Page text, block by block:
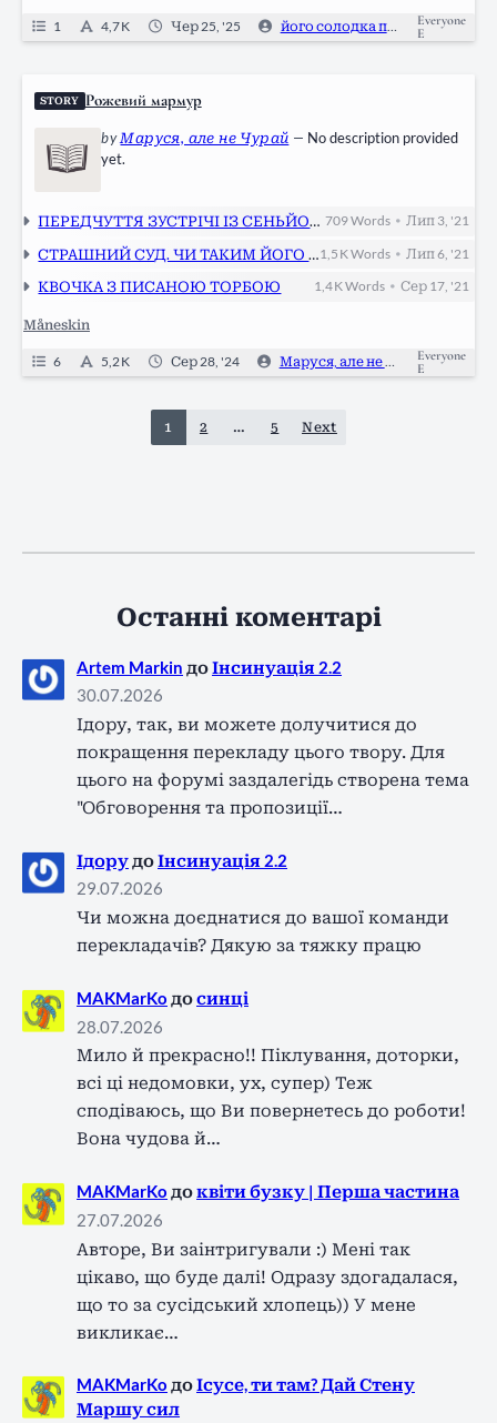
1 4,7 K Чер 25, '25 його солодка перемога
Everyone
E
STORY Рожевий мармур
byМаруся, але не Чурай — No description provided
yet.
ПЕРЕДЧУТТЯ ЗУСТРІЧІ ІЗ СЕНЬЙОРИТОЮ НА ІМ’Я ФОРТУНА 709Words • Лип 3, '21
СТРАШНИЙ СУД. ЧИ ТАКИМ ЙОГО ТІЛЬКИ МАЛЮЮТЬ? 1,5 KWords • Лип 6, '21
КВОЧКА З ПИСАНОЮ ТОРБОЮ 1,4 KWords •Сер 17, '21
Måneskin
6 5,2 K Сер 28, '24 Маруся, але не Чурай
Everyone
E
1 2 … 5 Next
Останні коментарі
Artem Markin доІнсинуація 2.2
30.07.2026
Ідору, так, ви можете долучитися до
покращення перекладу цього твору. Для
цього на форумі заздалегідь створена тема
"Обговорення та пропозиції…
Ідору доІнсинуація 2.2
29.07.2026
Чи можна доєднатися до вашої команди
перекладачів? Дякую за тяжку працю
MAKMarKo досинці
28.07.2026
Мило й прекрасно!! Піклування, доторки,
всі ці недомовки, ух, супер) Теж
сподіваюсь, що Ви повернетесь до роботи!
Вона чудова й…
MAKMarKo доквіти бузку | Перша частина
27.07.2026
Авторе, Ви заінтригували :) Мені так
цікаво, що буде далі! Одразу здогадалася,
що то за сусідський хлопець)) У мене
викликає…
MAKMarKo доІсусе, ти там? Дай Стену
Маршу сил